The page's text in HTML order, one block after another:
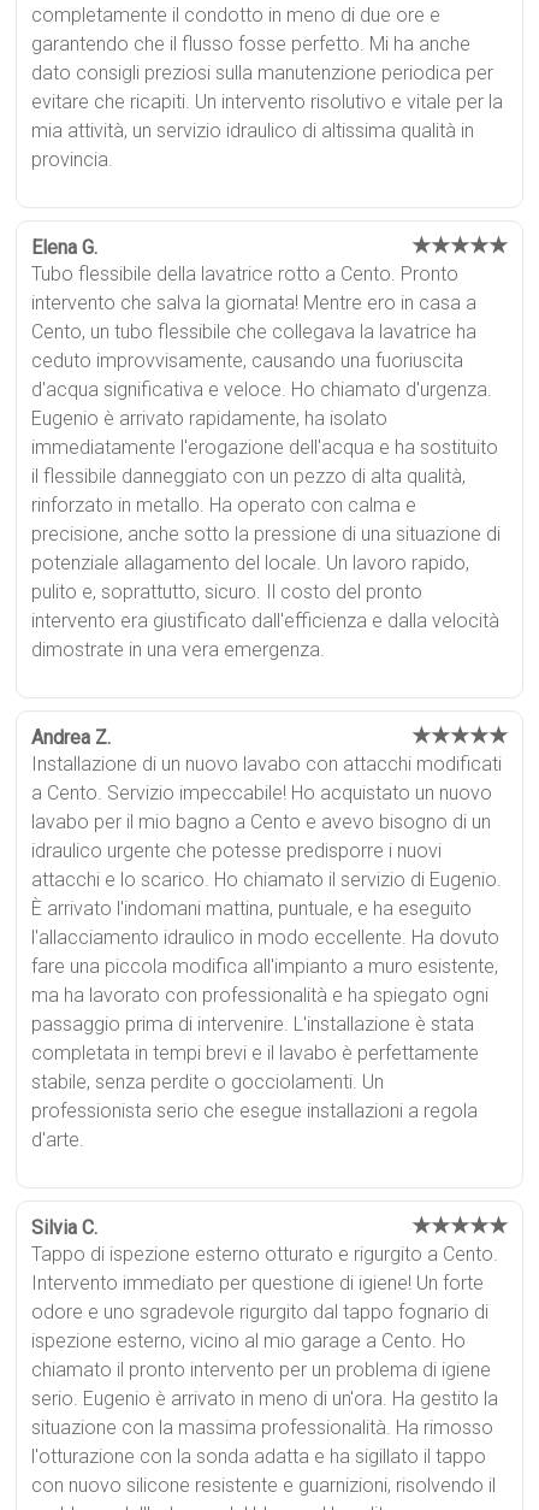
completamente il condotto in meno di due ore e
garantendo che il flusso fosse perfetto. Mi ha anche
dato consigli preziosi sulla manutenzione periodica per
evitare che ricapiti. Un intervento risolutivo e vitale per la
mia attività, un servizio idraulico di altissima qualità in
provincia.
Elena G. ★★★★★
Tubo flessibile della lavatrice rotto a Cento. Pronto
intervento che salva la giornata! Mentre ero in casa a
Cento, un tubo flessibile che collegava la lavatrice ha
ceduto improvvisamente, causando una fuoriuscita
d'acqua significativa e veloce. Ho chiamato d'urgenza.
Eugenio è arrivato rapidamente, ha isolato
immediatamente l'erogazione dell'acqua e ha sostituito
il flessibile danneggiato con un pezzo di alta qualità,
rinforzato in metallo. Ha operato con calma e
precisione, anche sotto la pressione di una situazione di
potenziale allagamento del locale. Un lavoro rapido,
pulito e, soprattutto, sicuro. Il costo del pronto
intervento era giustificato dall'efficienza e dalla velocità
dimostrate in una vera emergenza.
Andrea Z. ★★★★★
Installazione di un nuovo lavabo con attacchi modificati
a Cento. Servizio impeccabile! Ho acquistato un nuovo
lavabo per il mio bagno a Cento e avevo bisogno di un
idraulico urgente che potesse predisporre i nuovi
attacchi e lo scarico. Ho chiamato il servizio di Eugenio.
È arrivato l'indomani mattina, puntuale, e ha eseguito
l'allacciamento idraulico in modo eccellente. Ha dovuto
fare una piccola modifica all'impianto a muro esistente,
ma ha lavorato con professionalità e ha spiegato ogni
passaggio prima di intervenire. L'installazione è stata
completata in tempi brevi e il lavabo è perfettamente
stabile, senza perdite o gocciolamenti. Un
professionista serio che esegue installazioni a regola
d'arte.
Silvia C. ★★★★★
Tappo di ispezione esterno otturato e rigurgito a Cento.
Intervento immediato per questione di igiene! Un forte
odore e uno sgradevole rigurgito dal tappo fognario di
ispezione esterno, vicino al mio garage a Cento. Ho
chiamato il pronto intervento per un problema di igiene
serio. Eugenio è arrivato in meno di un'ora. Ha gestito la
situazione con la massima professionalità. Ha rimosso
l'otturazione con la sonda adatta e ha sigillato il tappo
con nuovo silicone resistente e guarnizioni, risolvendo il